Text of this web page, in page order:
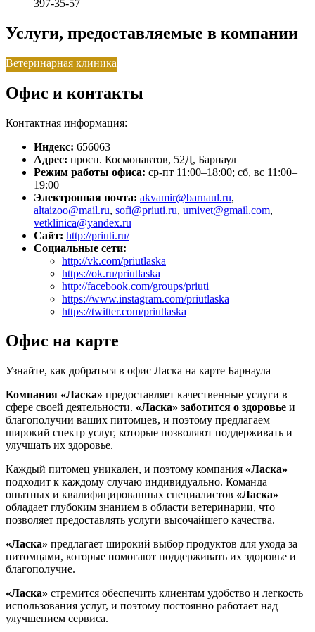
397-35-57
Услуги, предоставляемые в компании
Ветеринарная клиника
Офис и контакты
Контактная информация:
Индекс: 656063
Адрес: просп. Космонавтов, 52Д, Барнаул
Режим работы офиса: ср-пт 11:00–18:00; сб, вс 11:00–
19:00
Электронная почта: akvamir@barnaul.ru,
altaizoo@mail.ru, sofi@priuti.ru, umivet@gmail.com,
vetklinica@yandex.ru
Сайт: http://priuti.ru/
Социальные сети:
http://vk.com/priutlaska
https://ok.ru/priutlaska
http://facebook.com/groups/priuti
https://www.instagram.com/priutlaska
https://twitter.com/priutlaska
Офис на карте
Узнайте, как добраться в офис Ласка на карте Барнаула
Компания «Ласка» предоставляет качественные услуги в
сфере своей деятельности. «Ласка» заботится о здоровье и
благополучии ваших питомцев, и поэтому предлагаем
широкий спектр услуг, которые позволяют поддерживать и
улучшать их здоровье.
Каждый питомец уникален, и поэтому компания «Ласка»
подходит к каждому случаю индивидуально. Команда
опытных и квалифицированных специалистов «Ласка»
обладает глубоким знанием в области ветеринарии, что
позволяет предоставлять услуги высочайшего качества.
«Ласка» предлагает широкий выбор продуктов для ухода за
питомцами, которые помогают поддерживать их здоровье и
благополучие.
«Ласка» стремится обеспечить клиентам удобство и легкость
использования услуг, и поэтому постоянно работает над
улучшением сервиса.